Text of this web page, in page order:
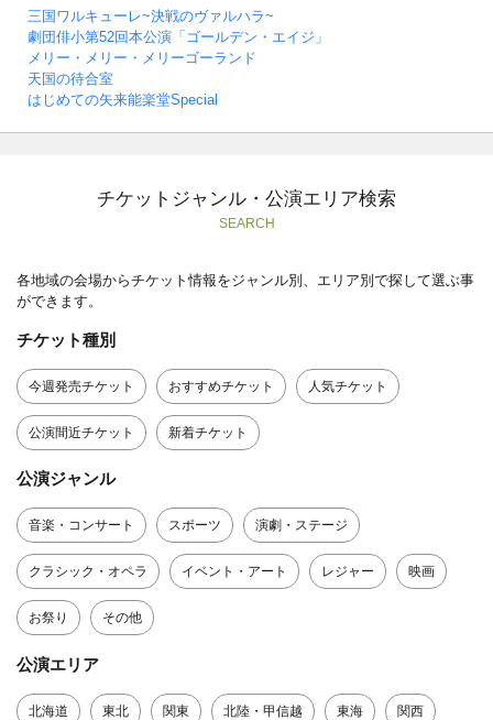
三国ワルキューレ~決戦のヴァルハラ~
劇団俳小第52回本公演「ゴールデン・エイジ」
メリー・メリー・メリーゴーランド
天国の待合室
はじめての矢来能楽堂Special
チケットジャンル・公演エリア検索
SEARCH
各地域の会場からチケット情報をジャンル別、エリア別で探して選ぶ事
ができます。
チケット種別
今週発売チケット おすすめチケット 人気チケット
公演間近チケット 新着チケット
公演ジャンル
音楽・コンサート スポーツ 演劇・ステージ
クラシック・オペラ イベント・アート レジャー 映画
お祭り その他
公演エリア
北海道 東北 関東 北陸・甲信越 東海 関西